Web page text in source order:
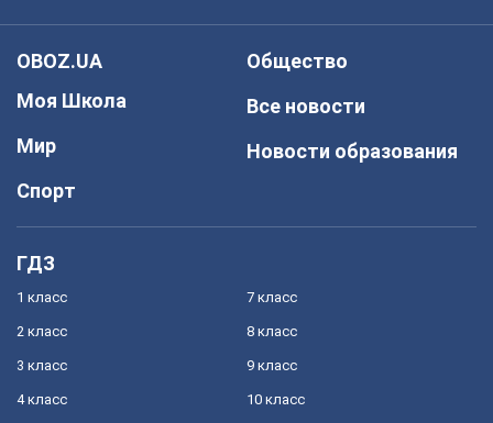
OBOZ.UA
Моя Школа
Мир
Спорт
Общество
Все новости
Новости образования
ГДЗ
1 класс
2 класс
3 класс
4 класс
7 класс
8 класс
9 класс
10 класс